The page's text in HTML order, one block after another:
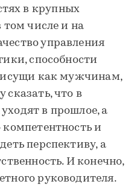
в крупных
том числе и на
управления
способности
как мужчинам,
что в
в прошлое, а
компетентность и
перспективу, а
И конечно,
руководителя.